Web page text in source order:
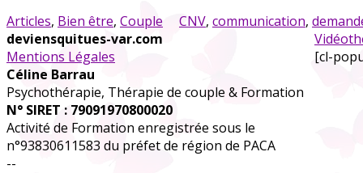
Articles, Bien être, Couple CNV, communication,
[cl-
deviensquitues-var.com
Mentions Légales
Céline Barrau
Psychothérapie, Thérapie de couple & Formation
N° SIRET : 79091970800020
Activité de Formation enregistrée sous le
n°93830611583 du préfet de région de PACA
--